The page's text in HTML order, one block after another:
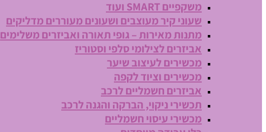
משקפיים SMART ועוד
שעוני קיר מעוצבים ושעונים מעוררים מדליקים
מתנות מאירות – גופי תאורה ואביזרים משלימים
אביזרים לצילומי סלפי וסטוריז
מכשירים לעיצוב שיער
מכשירים וציוד לקפה
אביזרים חשמליים לרכב
תכשירי ניקוי, הברקה והגנה לרכב
מכשירי עיסוי חשמליים